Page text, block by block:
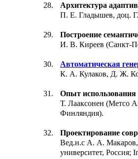
Архитектура
П. Е. Гладышев, доц. Г.
Построение
И. В. Киреев (Санкт-
Автоматическая
К. А. Кулаков, Д. Ж.
Опыт
Т. Лааксонен (Метсо
Финляндия).
Проектирование
Вед.н.с А. А.
университет, Россия;